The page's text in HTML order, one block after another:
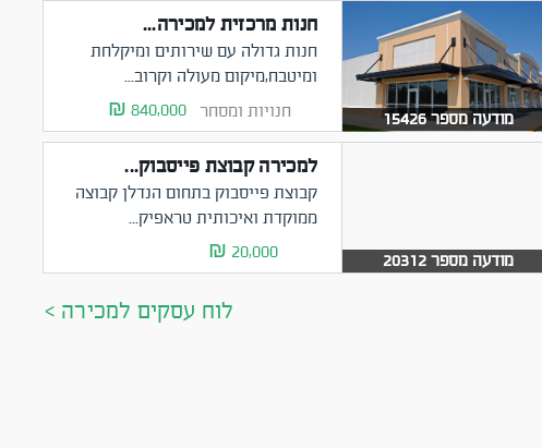
מודעה מספר 15426
חנות מרכזית למכירה...
חנות גדולה עם שירותים ומיקלחת
ומיטבח,מיקום מעולה וקרוב...
חנויות ומסחר 840,000 ₪
מודעה מספר 20312
למכירה קבוצת פייסבוק...
קבוצת פייסבוק בתחום הנדלן קבוצה
ממוקדת ואיכותית טראפיק...
20,000 ₪
לוח עסקים למכירה >